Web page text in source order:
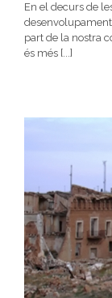
En el decurs de
part de la nostra
és més [...]